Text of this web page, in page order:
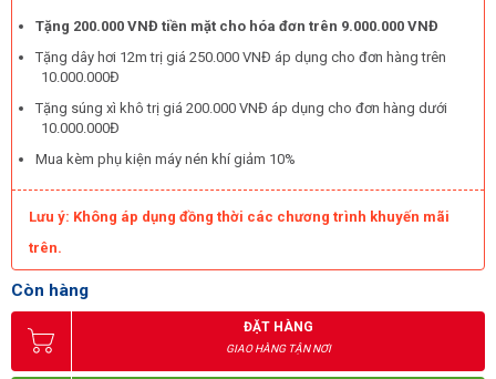
Tặng 200.000 VNĐ tiền mặt cho hóa đơn trên 9.000.000 VNĐ
Tặng dây hơi 12m trị giá 250.000 VNĐ áp dụng cho đơn hàng trên
10.000.000Đ
Tặng súng xì khô trị giá 200.000 VNĐ áp dụng cho đơn hàng dưới
10.000.000Đ
Mua kèm phụ kiện máy nén khí giảm 10%
Lưu ý: Không áp dụng đồng thời các chương trình khuyến mãi
trên.
Còn hàng
ĐẶT HÀNG
GIAO HÀNG TẬN NƠI